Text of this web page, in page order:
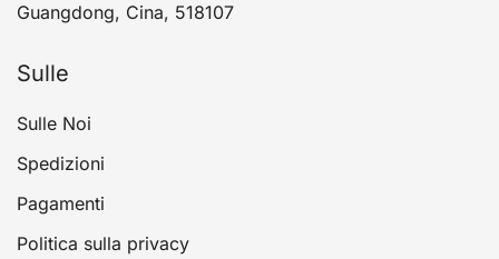
Guangdong, Cina, 518107
Sulle
Sulle Noi
Spedizioni
Pagamenti
Politica sulla privacy